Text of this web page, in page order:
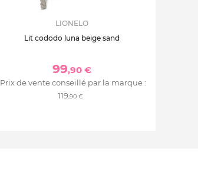
LIONELO
Lit cododo luna beige sand
99,90 €
Prix de vente conseillé par la marque :
119,90 €